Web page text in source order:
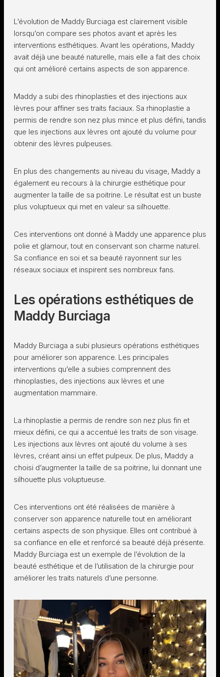
L’évolution de Maddy Burciaga est clairement visible
lorsqu’on compare ses photos avant et après les
interventions esthétiques. Avant les opérations, Maddy
avait déjà une beauté naturelle, mais elle a fait des choix
qui ont amélioré certains aspects de son apparence.
Maddy a subi des rhinoplasties et des injections aux
lèvres pour affiner ses traits faciaux. Sa rhinoplastie a
permis de rendre son nez plus mince et plus défini, tandis
que les injections aux lèvres ont ajouté du volume pour
obtenir des lèvres pulpeuses.
En plus des changements au niveau du visage, Maddy a
également eu recours à la chirurgie esthétique pour
augmenter la taille de sa poitrine. Le résultat est un buste
plus voluptueux qui met en valeur sa silhouette.
Ces interventions ont donné à Maddy une apparence plus
polie et glamour, tout en conservant son charme naturel.
Sa confiance en soi et sa beauté rayonnent sur les
réseaux sociaux et inspirent ses nombreux fans.
Les opérations esthétiques de
Maddy Burciaga
Maddy Burciaga a subi plusieurs opérations esthétiques
pour améliorer son apparence. Les principales
interventions qu’elle a subies comprennent des
rhinoplasties, des injections aux lèvres et une
augmentation mammaire.
La rhinoplastie a permis de rendre son nez plus fin et
mieux défini, ce qui a accentué les traits de son visage.
Les injections aux lèvres ont ajouté du volume à ses
lèvres, créant ainsi un effet pulpeux. De plus, Maddy a
choisi d’augmenter la taille de sa poitrine, lui donnant une
silhouette plus voluptueuse.
Ces interventions ont été réalisées de manière à
conserver son apparence naturelle tout en améliorant
certains aspects de son physique. Elles ont contribué à
sa confiance en elle et renforcé sa beauté déjà présente.
Maddy Burciaga est un exemple de l’évolution de la
beauté esthétique et de l’utilisation de la chirurgie pour
améliorer les traits naturels d’une personne.